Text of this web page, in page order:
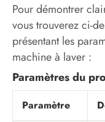
Pour démontrer
vous trouverez ci-
présentant les
machine à laver :
Paramètres du
Paramètre